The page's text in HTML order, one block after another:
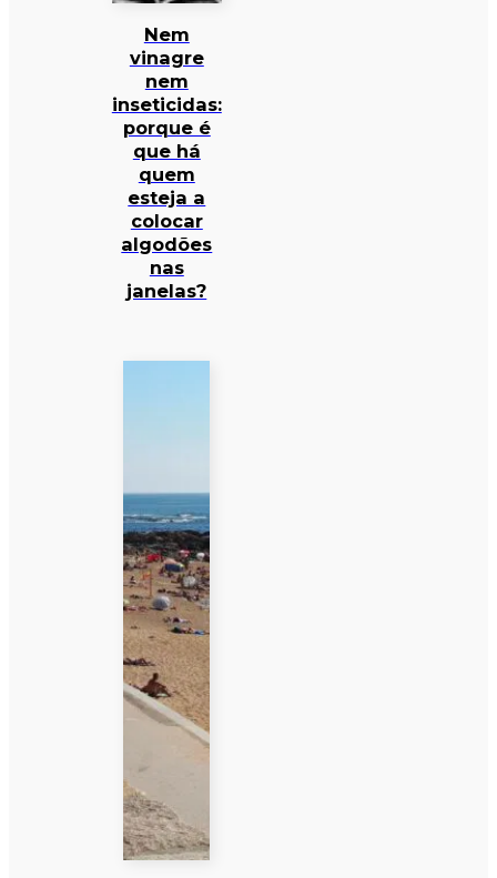
Nem
vinagre
nem
inseticidas:
porque é
que há
quem
esteja a
colocar
algodões
nas
janelas?